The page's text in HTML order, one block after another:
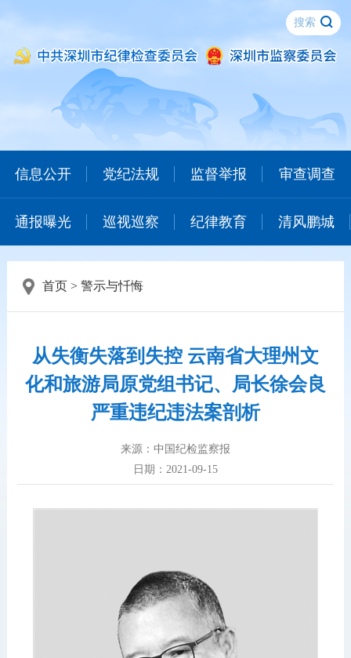
信息公开 党纪法规 监督举报 审查调查
通报曝光 巡视巡察 纪律教育 清风鹏城
首页> 警示与忏悔
从失衡失落到失控 云南省大理州文
化和旅游局原党组书记、局长徐会良
严重违纪违法案剖析
来源：中国纪检监察报
日期：2021-09-15